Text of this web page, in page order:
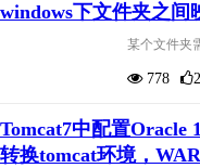
windows下文件夹之间
某个文件夹
778 2
Tomcat7中配置Oracle
转换tomcat环境，